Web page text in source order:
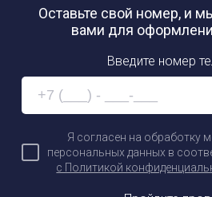
Оставьте свой номер, и
вами для
Введите номер
Я согласен на обработку
персональных данных в
с Политикой
Ваша